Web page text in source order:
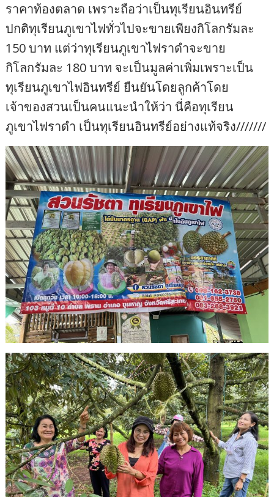
ราคาท้องตลาด เพราะถือว่าเป็นทุเรียนอินทรีย์
ปกติทุเรียนภูเขาไฟทั่วไปจะขายเพียงกิโลกรัมละ
150 บาท แต่ว่าทุเรียนภูเขาไฟราดำจะขาย
กิโลกรัมละ 180 บาท จะเป็นมูลค่าเพิ่มเพราะเป็น
ทุเรียนภูเขาไฟอินทรีย์ ยืนยันโดยลูกค้าโดย
เจ้าของสวนเป็นคนแนะนำให้ว่า นี่คือทุเรียน
ภูเขาไฟราดำ เป็นทุเรียนอินทรีย์อย่างแท้จริง///////